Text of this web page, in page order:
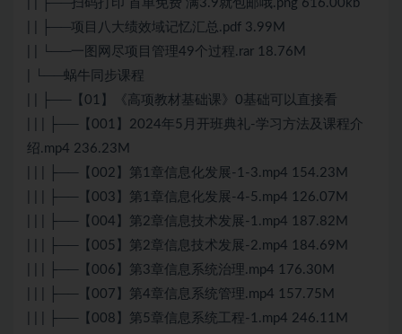
| | ├──扫码打印 首单免费 满3.9就包邮哦.png 616.00kb
| | ├──项目八大绩效域记忆汇总.pdf 3.99M
| | └──一图网尽项目管理49个过程.rar 18.76M
| └──蜗牛同步课程
| | ├──【01】《高项教材基础课》0基础可以直接看
| | | ├──【001】2024年5月开班典礼-学习方法及课程介
绍.mp4 236.23M
| | | ├──【002】第1章信息化发展-1-3.mp4 154.23M
| | | ├──【003】第1章信息化发展-4-5.mp4 126.07M
| | | ├──【004】第2章信息技术发展-1.mp4 187.82M
| | | ├──【005】第2章信息技术发展-2.mp4 184.69M
| | | ├──【006】第3章信息系统治理.mp4 176.30M
| | | ├──【007】第4章信息系统管理.mp4 157.75M
| | | ├──【008】第5章信息系统工程-1.mp4 246.11M